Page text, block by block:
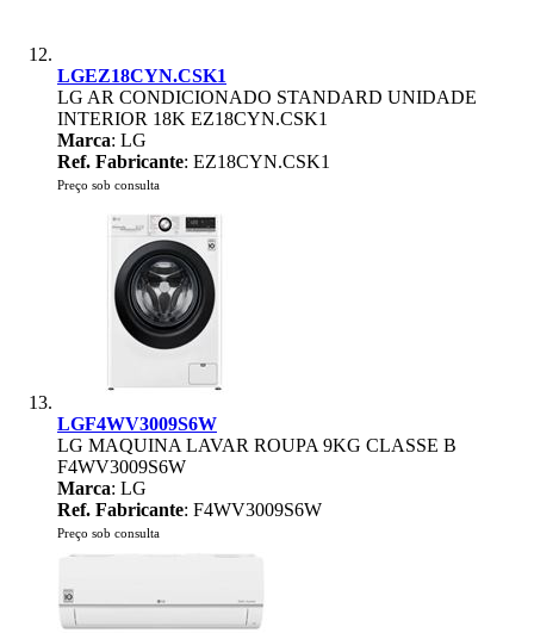
LGEZ18CYN.CSK1
LG AR CONDICIONADO STANDARD UNIDADE
INTERIOR 18K EZ18CYN.CSK1
Marca: LG
Ref. Fabricante: EZ18CYN.CSK1
Preço sob consulta
LGF4WV3009S6W
LG MAQUINA LAVAR ROUPA 9KG CLASSE B
F4WV3009S6W
Marca: LG
Ref. Fabricante: F4WV3009S6W
Preço sob consulta